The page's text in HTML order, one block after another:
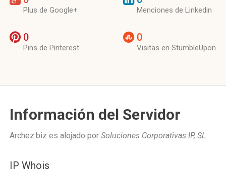
Plus de Google+ Menciones de Linkedin
0
Pins de Pinterest
0
Visitas en StumbleUpon
Información del Servidor
Archez.biz es alojado por Soluciones Corporativas IP, SL.
IP Whois